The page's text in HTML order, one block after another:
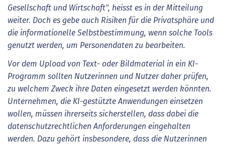
Gesellschaft und Wirtschaft", heisst es in der Mitteilung
weiter. Doch es gebe auch Risiken für die Privatsphäre und
die informationelle Selbstbestimmung, wenn solche Tools
genutzt werden, um Personendaten zu bearbeiten.
Vor dem Upload von Text- oder Bildmaterial in ein KI-
Programm sollten Nutzerinnen und Nutzer daher prüfen,
zu welchem Zweck ihre Daten eingesetzt werden könnten.
Unternehmen, die KI-gestützte Anwendungen einsetzen
wollen, müssen ihrerseits sicherstellen, dass dabei die
datenschutzrechtlichen Anforderungen eingehalten
werden. Dazu gehört insbesondere, dass die Nutzerinnen